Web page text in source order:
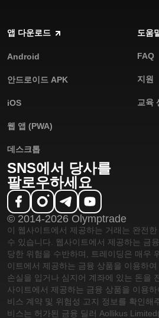
앱 다운로드
Android
안드로이드 APK
iOS
웹 앱 (PWA)
데스크톱
도움
FAQ
지원
교육
SNS에서 당사를
팔로우하세요
© 2014-2026 Olymptrade
이 웹사이트에서 제공하는 거래는 완전
수 있습니다. 웹사이트에서 제공하는 금
당한 위험을 수반하며, 트레이딩은 매우
이트에서 제공하는 금융 상품을 이용하
손실을 입거나 심지어 계좌에 있는 돈을
사이트에서 제공하는 금융 상품을 이용
비스 계약 및 위험성 고지 정보를 확인해
비스는 허가된 금융 딜러 Aollikus